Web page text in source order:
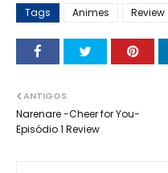
Tags Animes Review
ANTIGOS
Narenare -Cheer for You-
Episódio 1 Review